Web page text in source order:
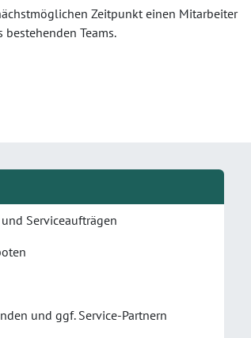
Zeitpunkt einen Mitarbeiter
Teams.
Serviceaufträgen
und ggf. Service-Partnern